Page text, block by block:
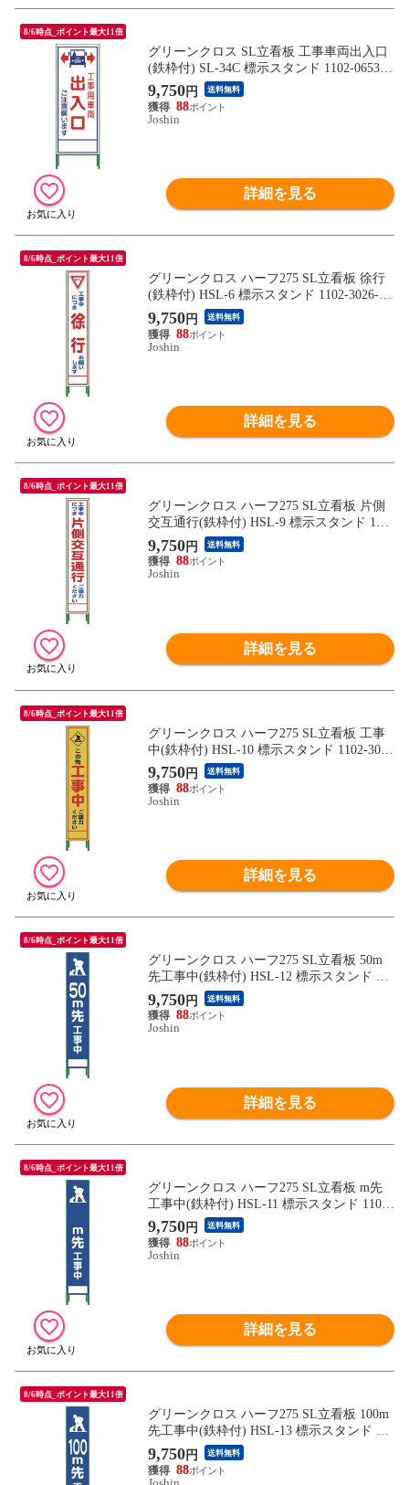
8/6時点_ポイント最大11倍
グリーンクロス SL立看板 工事車両出入口
(鉄枠付) SL-34C 標示スタンド 1102-0653-0
1 【返品種別B】
9,750円 送料無料
88
Joshin
詳細を見る
8/6時点_ポイント最大11倍
グリーンクロス ハーフ275 SL立看板 徐行
(鉄枠付) HSL-6 標示スタンド 1102-3026-02
【返品種別B】
9,750円 送料無料
88
Joshin
詳細を見る
8/6時点_ポイント最大11倍
グリーンクロス ハーフ275 SL立看板 片側
交互通行(鉄枠付) HSL-9 標示スタンド 110
2-3029-02 【返品種別B】
9,750円 送料無料
88
Joshin
詳細を見る
8/6時点_ポイント最大11倍
グリーンクロス ハーフ275 SL立看板 工事
中(鉄枠付) HSL-10 標示スタンド 1102-3030
-02 【返品種別B】
9,750円 送料無料
88
Joshin
詳細を見る
8/6時点_ポイント最大11倍
グリーンクロス ハーフ275 SL立看板 50m
先工事中(鉄枠付) HSL-12 標示スタンド 11
02-3033-02 【返品種別B】
9,750円 送料無料
88
Joshin
詳細を見る
8/6時点_ポイント最大11倍
グリーンクロス ハーフ275 SL立看板 m先
工事中(鉄枠付) HSL-11 標示スタンド 1102-
3032-02 【返品種別B】
9,750円 送料無料
88
Joshin
詳細を見る
8/6時点_ポイント最大11倍
グリーンクロス ハーフ275 SL立看板 100m
先工事中(鉄枠付) HSL-13 標示スタンド 11
02-3034-02 【返品種別B】
9,750円 送料無料
88